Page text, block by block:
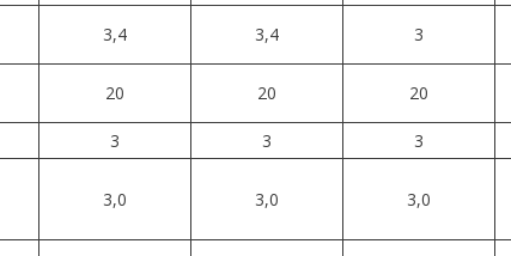
3,4 3,4 3
20 20 20
3 3 3
3,0 3,0 3,0